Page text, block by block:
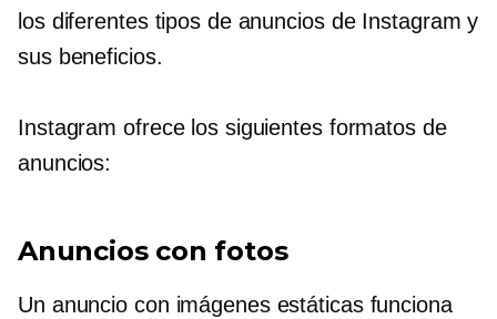
los diferentes tipos de anuncios de Instagram y
sus beneficios.
Instagram ofrece los siguientes formatos de
anuncios:
Anuncios con fotos
Un anuncio con imágenes estáticas funciona